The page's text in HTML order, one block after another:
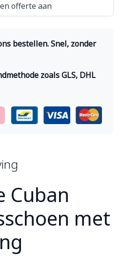
offerte aan
bestellen. Snel, zonder
zoals GLS, DHL
Cuban
met